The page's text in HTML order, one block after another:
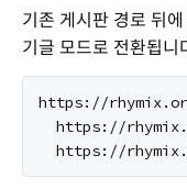
기존 게시판 경로 뒤
기글 모드로 전환됩니
https://
https://
https://